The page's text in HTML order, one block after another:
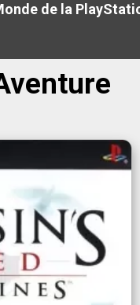
de la